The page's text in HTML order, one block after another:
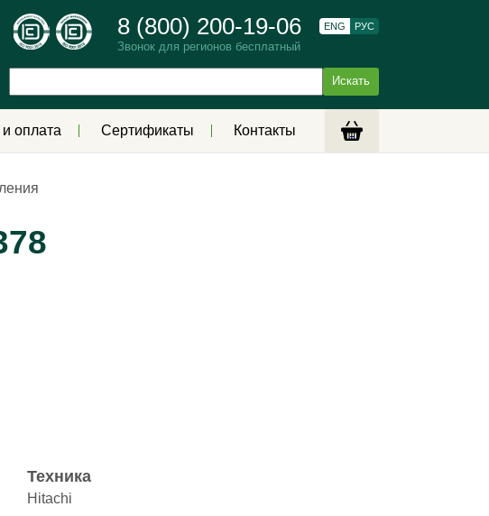
8 (800) 200-19-06
Звонок для регионов бесплатный
ENG РУС
оплата Сертификаты Контакты
Техника
Hitachi